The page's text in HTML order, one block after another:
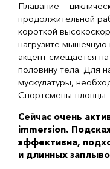
Плавание —
продолжительной
короткой
нагрузите
акцент смещается
половину тела. Для
мускулатуры,
Спортсмены-пловцы
Сейчас очень
immersion.
эффективна,
и длинных